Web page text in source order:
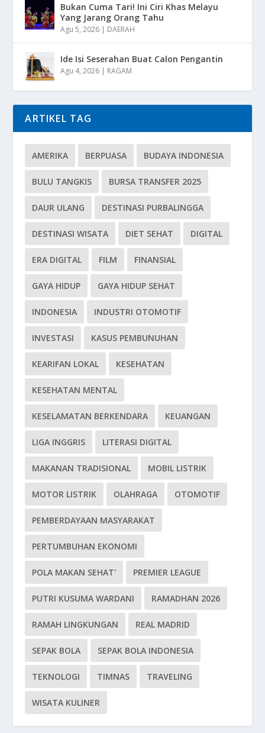
Bukan Cuma Tari! Ini Ciri Khas Melayu
Yang Jarang Orang Tahu
Agu 5, 2026 | DAERAH
Ide Isi Seserahan Buat Calon Pengantin
Agu 4, 2026 | RAGAM
ARTIKEL TAG
AMERIKA BERPUASA BUDAYA INDONESIA
BULU TANGKIS BURSA TRANSFER 2025
DAUR ULANG DESTINASI PURBALINGGA
DESTINASI WISATA DIET SEHAT DIGITAL
ERA DIGITAL FILM FINANSIAL
GAYA HIDUP GAYA HIDUP SEHAT
INDONESIA INDUSTRI OTOMOTIF
INVESTASI KASUS PEMBUNUHAN
KEARIFAN LOKAL KESEHATAN
KESEHATAN MENTAL
KESELAMATAN BERKENDARA KEUANGAN
LIGA INGGRIS LITERASI DIGITAL
MAKANAN TRADISIONAL MOBIL LISTRIK
MOTOR LISTRIK OLAHRAGA OTOMOTIF
PEMBERDAYAAN MASYARAKAT
PERTUMBUHAN EKONOMI
POLA MAKAN SEHAT' PREMIER LEAGUE
PUTRI KUSUMA WARDANI RAMADHAN 2026
RAMAH LINGKUNGAN REAL MADRID
SEPAK BOLA SEPAK BOLA INDONESIA
TEKNOLOGI TIMNAS TRAVELING
WISATA KULINER